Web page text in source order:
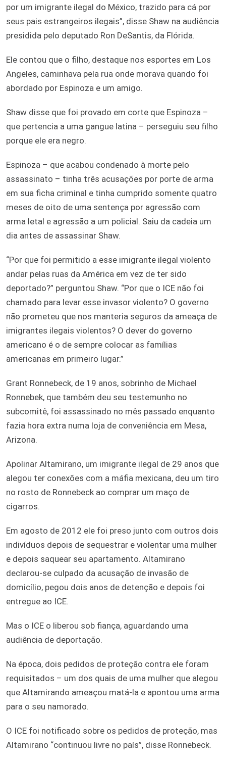
por um imigrante ilegal do México, trazido para cá por
seus pais estrangeiros ilegais”, disse Shaw na audiência
presidida pelo deputado Ron DeSantis, da Flórida.
Ele contou que o filho, destaque nos esportes em Los
Angeles, caminhava pela rua onde morava quando foi
abordado por Espinoza e um amigo.
Shaw disse que foi provado em corte que Espinoza –
que pertencia a uma gangue latina – perseguiu seu filho
porque ele era negro.
Espinoza – que acabou condenado à morte pelo
assassinato – tinha três acusações por porte de arma
em sua ficha criminal e tinha cumprido somente quatro
meses de oito de uma sentença por agressão com
arma letal e agressão a um policial. Saiu da cadeia um
dia antes de assassinar Shaw.
“Por que foi permitido a esse imigrante ilegal violento
andar pelas ruas da América em vez de ter sido
deportado?” perguntou Shaw. “Por que o ICE não foi
chamado para levar esse invasor violento? O governo
não prometeu que nos manteria seguros da ameaça de
imigrantes ilegais violentos? O dever do governo
americano é o de sempre colocar as famílias
americanas em primeiro lugar.”
Grant Ronnebeck, de 19 anos, sobrinho de Michael
Ronnebek, que também deu seu testemunho no
subcomitê, foi assassinado no mês passado enquanto
fazia hora extra numa loja de conveniência em Mesa,
Arizona.
Apolinar Altamirano, um imigrante ilegal de 29 anos que
alegou ter conexões com a máfia mexicana, deu um tiro
no rosto de Ronnebeck ao comprar um maço de
cigarros.
Em agosto de 2012 ele foi preso junto com outros dois
indivíduos depois de sequestrar e violentar uma mulher
e depois saquear seu apartamento. Altamirano
declarou-se culpado da acusação de invasão de
domicílio, pegou dois anos de detenção e depois foi
entregue ao ICE.
Mas o ICE o liberou sob fiança, aguardando uma
audiência de deportação.
Na época, dois pedidos de proteção contra ele foram
requisitados – um dos quais de uma mulher que alegou
que Altamirando ameaçou matá-la e apontou uma arma
para o seu namorado.
O ICE foi notificado sobre os pedidos de proteção, mas
Altamirano “continuou livre no país”, disse Ronnebeck.